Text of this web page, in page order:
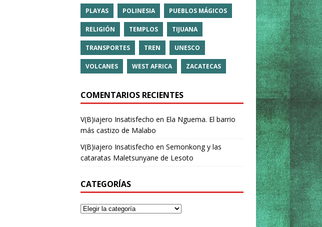
PLAYAS POLINESIA PUEBLOS MÁGICOS
RELIGIÓN TEMPLOS TIJUANA
TRANSPORTES TREN UNESCO
VOLCANES WEST AFRICA ZACATECAS
COMENTARIOS RECIENTES
V(B)iajero Insatisfecho en Ela Nguema. El barrio
más castizo de Malabo
V(B)iajero Insatisfecho en Semonkong y las
cataratas Maletsunyane de Lesoto
CATEGORÍAS